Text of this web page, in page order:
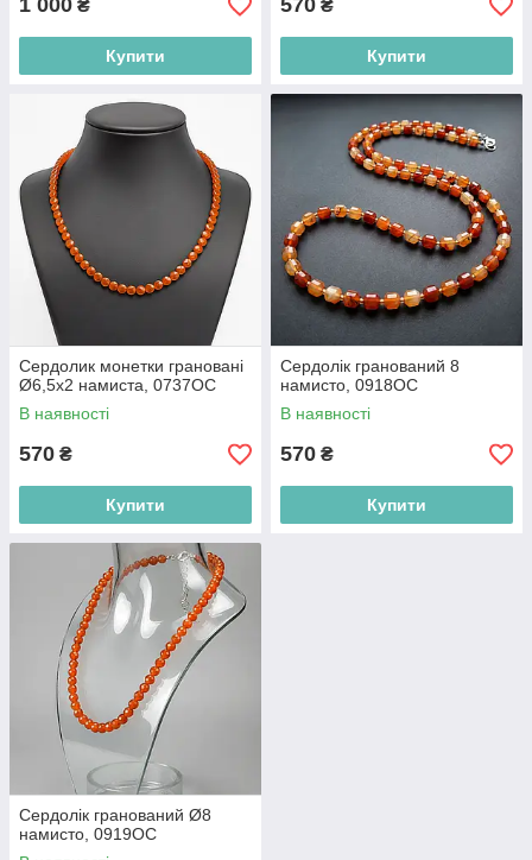
1 000 ₴
Купити
570 ₴
Купити
Сердолик монетки грановані
Ø6,5х2 намиста, 0737ОС
В наявності
570 ₴
Купити
Сердолік гранований 8
намисто, 0918ОС
В наявності
570 ₴
Купити
Сердолік гранований Ø8
намисто, 0919ОС